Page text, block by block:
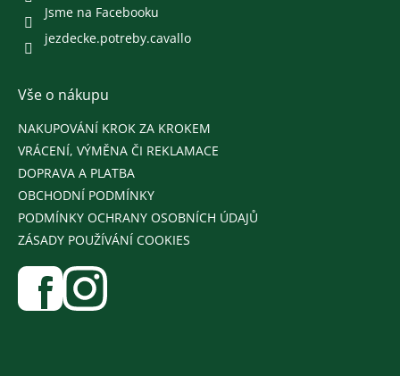
Jsme na Facebooku
jezdecke.potreby.cavallo
Vše o nákupu
NAKUPOVÁNÍ KROK ZA KROKEM
VRÁCENÍ, VÝMĚNA ČI REKLAMACE
DOPRAVA A PLATBA
OBCHODNÍ PODMÍNKY
PODMÍNKY OCHRANY OSOBNÍCH ÚDAJŮ
ZÁSADY POUŽÍVÁNÍ COOKIES